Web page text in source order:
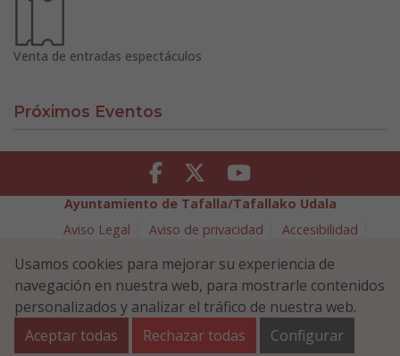
Venta de entradas espectáculos
Próximos Eventos
Facebook Twitter Youtube
Ayuntamiento de Tafalla/Tafallako Udala
Aviso Legal
Aviso de privacidad
Accesibilidad
Política de Seguridad de la Información
Plaza Navarra 5 - 31300 Tafalla (NAVARRA)
948 70 18 11
ayuntamiento@tafalla.es
Usamos cookies para mejorar su experiencia de
navegación en nuestra web, para mostrarle contenidos
personalizados y analizar el tráfico de nuestra web.
Aceptar todas
Rechazar todas Configurar